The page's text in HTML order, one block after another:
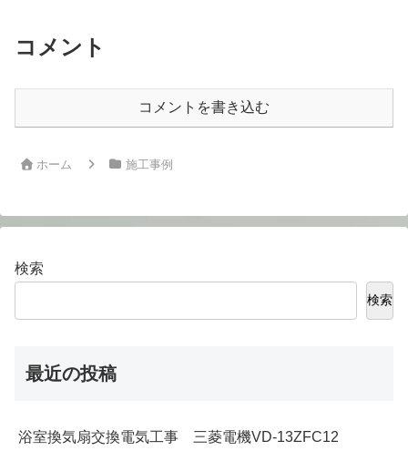
コメント
コメントを書き込む
ホーム 施工事例
検索
検索
最近の投稿
浴室換気扇交換電気工事 三菱電機VD-13ZFC12